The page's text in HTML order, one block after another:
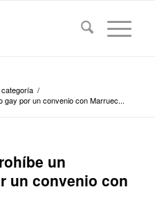
categoría /
gay por un convenio con Marruec...
un
un convenio con